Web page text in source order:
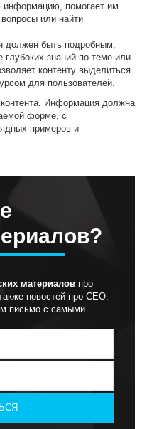
информацию, помогает им
или найти
должен быть подробным,
знаний по теме или
контенту выделиться
для пользователей.
Информация должна
форме, с
примеров и
материалов про
новостей про СЕО.
письмо с самыми